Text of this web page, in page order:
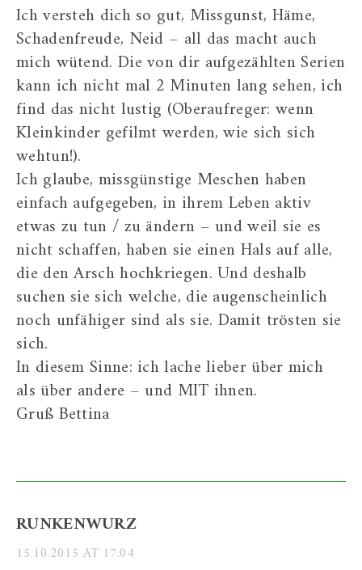
Ich versteh dich so gut, Missgunst, Häme,
Schadenfreude, Neid – all das macht auch
mich wütend. Die von dir aufgezählten Serien
kann ich nicht mal 2 Minuten lang sehen, ich
find das nicht lustig (Oberaufreger: wenn
Kleinkinder gefilmt werden, wie sich sich
wehtun!).
Ich glaube, missgünstige Meschen haben
einfach aufgegeben, in ihrem Leben aktiv
etwas zu tun / zu ändern – und weil sie es
nicht schaffen, haben sie einen Hals auf alle,
die den Arsch hochkriegen. Und deshalb
suchen sie sich welche, die augenscheinlich
noch unfähiger sind als sie. Damit trösten sie
sich.
In diesem Sinne: ich lache lieber über mich
als über andere – und MIT ihnen.
Gruß Bettina
RUNKENWURZ
15.10.2015 AT 17:04